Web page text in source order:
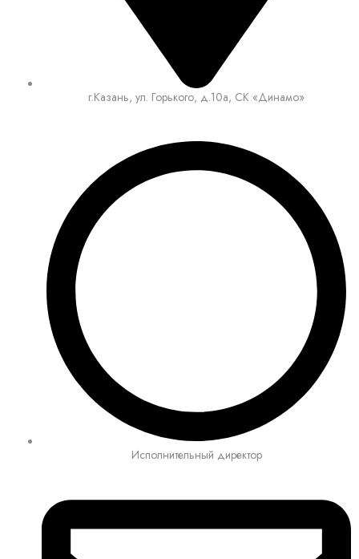
г.Казань, ул. Горького, д.10а, СК «Динамо»
Исполнительный директор